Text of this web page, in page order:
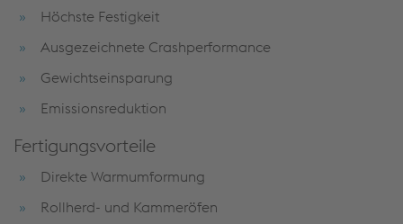
Höchste Festigkeit
Ausgezeichnete Crashperformance
Gewichtseinsparung
Emissionsreduktion
Fertigungsvorteile
Direkte Warmumformung
Rollherd- und Kammeröfen